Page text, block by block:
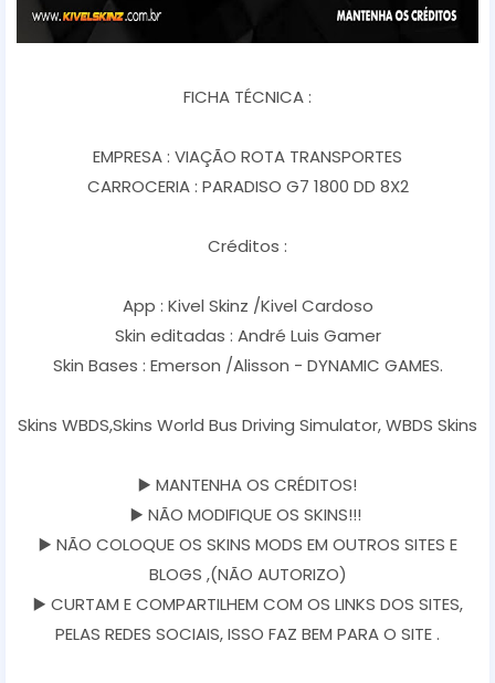
FICHA TÉCNICA :
EMPRESA : VIAÇÃO ROTA TRANSPORTES
CARROCERIA : PARADISO G7 1800 DD 8X2
Créditos :
App : Kivel Skinz /Kivel Cardoso
Skin editadas : André Luis Gamer
Skin Bases : Emerson /Alisson - DYNAMIC GAMES.
Skins WBDS,Skins World Bus Driving Simulator, WBDS Skins
▶️ MANTENHA OS CRÉDITOS!
▶️ NÃO MODIFIQUE OS SKINS!!!
▶️ NÃO COLOQUE OS SKINS MODS EM OUTROS SITES E
BLOGS ,(NÃO AUTORIZO)
▶️ CURTAM E COMPARTILHEM COM OS LINKS DOS SITES,
PELAS REDES SOCIAIS, ISSO FAZ BEM PARA O SITE .